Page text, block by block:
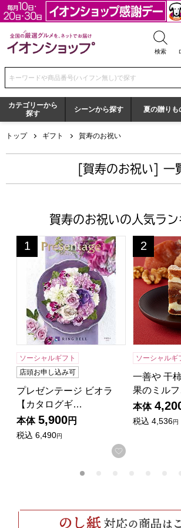
全国の厳選グルメを、ネットでお届け イ
検索
検索キーワードまたは商品番号を入力してください
カテゴリーから
探す
シーンから探す 夏の贈りも
トップ ギフト 賀寿のお祝い
[賀寿のお祝い] 一
賀寿のお祝いの人気ラ
プレゼンテージ ビオラ【カタログギ
1
位
ソーシャルギフト
店頭お申し込み可
プレゼンテージ ビオラ
【カタログギ…
本体 5,900円
税込 6,490円
お気に入りに
一善や 干
2
位
ソーシャルギ
一善や 干
果のミル
本体
税込 4,536円